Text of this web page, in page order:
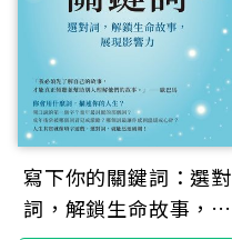
寫下你的關鍵詞：選對
詞，解鎖生命故事，展